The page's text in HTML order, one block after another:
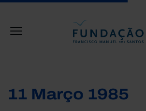
11 Março 1985